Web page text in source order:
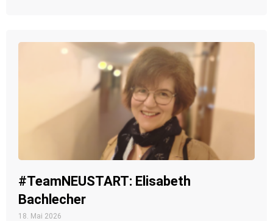
#TeamNEUSTART: Elisabeth
Bachlecher
18. Mai 2026